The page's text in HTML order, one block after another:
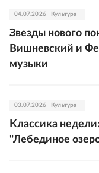
04.07.2026 Культура
Звезды нового
Вишневский и
музыки
03.07.2026 Культура
Классика
"Лебединое